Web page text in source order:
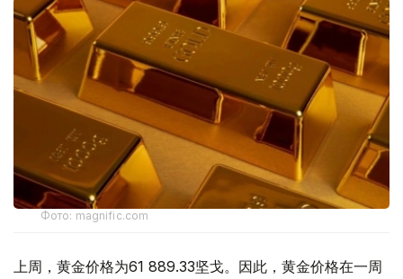
Фото: magnific.com
上周，黄金价格为61 889.33坚戈。因此，黄金价格在一周